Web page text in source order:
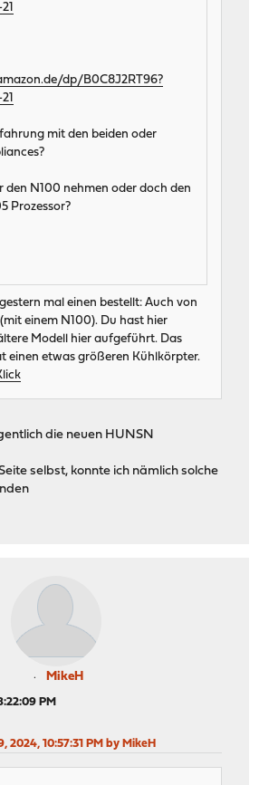
dp/B0C8J2RT96?
mit den beiden oder
den N100 nehmen oder doch den
Prozessor?
mal einen bestellt: Auch von
einem N100). Du hast hier
Modell hier aufgeführt. Das
einen etwas größeren Kühlkörpter.
die neuen HUNSN
selbst, konnte ich nämlich solche
MikeH
PM
2024, 10:57:31 PM by MikeH